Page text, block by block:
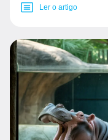
Ler o artigo